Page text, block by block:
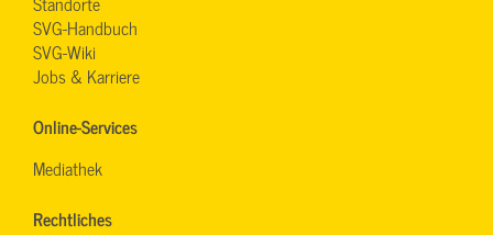
SVG-Handbuch
SVG-Wiki
Jobs & Karriere
Online-Services
Mediathek
Rechtliches